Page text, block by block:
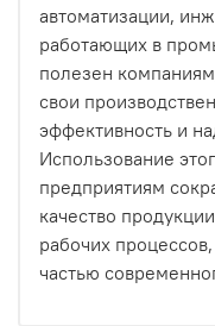
автоматизации,
работающих в
полезен
свои
эффективность и
Использование
предприятиям
качество
рабочих
частью